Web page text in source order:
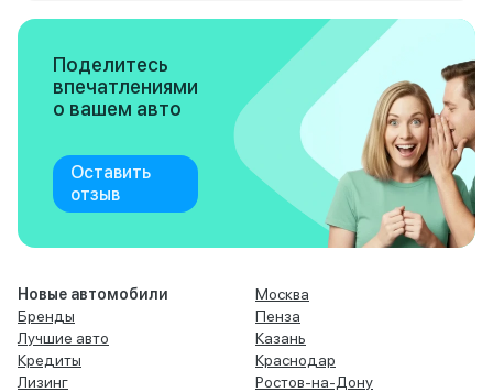
Поделитесь
впечатлениями
о вашем авто
Оставить
отзыв
Новые автомобили
Бренды
Лучшие авто
Кредиты
Лизинг
Москва
Пенза
Казань
Краснодар
Ростов-на-Дону